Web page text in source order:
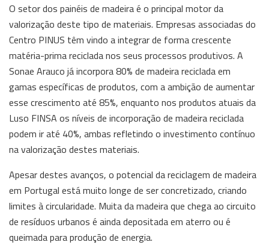
O setor dos painéis de madeira é o principal motor da
valorização deste tipo de materiais. Empresas associadas do
Centro PINUS têm vindo a integrar de forma crescente
matéria-prima reciclada nos seus processos produtivos. A
Sonae Arauco já incorpora 80% de madeira reciclada em
gamas específicas de produtos, com a ambição de aumentar
esse crescimento até 85%, enquanto nos produtos atuais da
Luso FINSA os níveis de incorporação de madeira reciclada
podem ir até 40%, ambas refletindo o investimento contínuo
na valorização destes materiais.
Apesar destes avanços, o potencial da reciclagem de madeira
em Portugal está muito longe de ser concretizado, criando
limites à circularidade. Muita da madeira que chega ao circuito
de resíduos urbanos é ainda depositada em aterro ou é
queimada para produção de energia.